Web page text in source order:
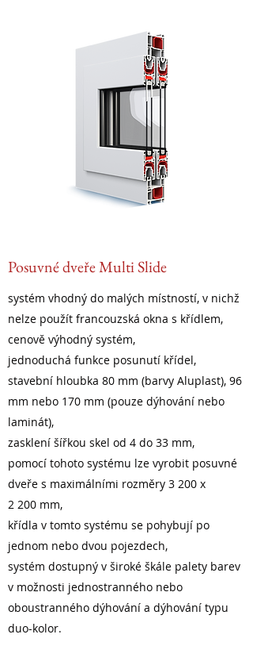
Posuvné dveře Multi Slide
systém vhodný do malých místností, v nichž
nelze použít francouzská okna s křídlem,
cenově výhodný systém,
jednoduchá funkce posunutí křídel,
stavební hloubka 80 mm (barvy Aluplast), 96
mm nebo 170 mm (pouze dýhování nebo
laminát),
zasklení šířkou skel od 4 do 33 mm,
pomocí tohoto systému lze vyrobit posuvné
dveře s maximálními rozměry 3 200 x
2 200 mm,
křídla v tomto systému se pohybují po
jednom nebo dvou pojezdech,
systém dostupný v široké škále palety barev
v možnosti jednostranného nebo
oboustranného dýhování a dýhování typu
duo-kolor.